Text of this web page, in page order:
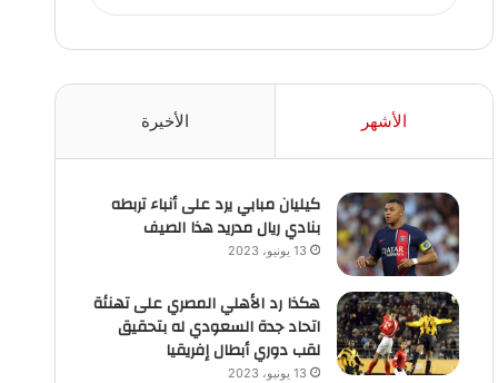
الأشهر الأخيرة
كيليان مبابي يرد على أنباء تربطه
بنادي ريال مدريد هذا الصيف
13 يونيو، 2023
هكذا رد الأهلي المصري على تهنئة
اتحاد جدة السعودي له بتحقيق
لقب دوري أبطال إفريقيا
13 يونيو، 2023